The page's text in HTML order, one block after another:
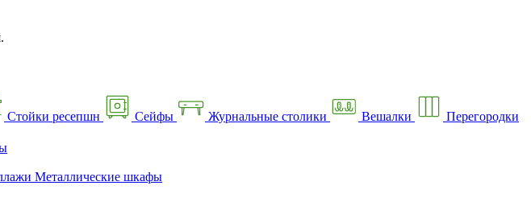
Стойки ресепшн Сейфы Журнальные столики Вешалки Перегородки
Металлические шкафы